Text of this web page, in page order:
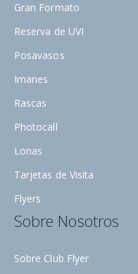
Gran Formato
Reserva de UVI
Posavasos
Imanes
Rascas
Photocall
Lonas
Tarjetas de Visita
Flyers
Sobre Nosotros
Sobre Club Flyer